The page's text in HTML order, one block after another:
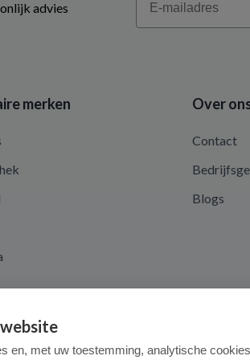
advies
merken Over
Contact
Blogs
en, met uw toestemming, analytische cookies